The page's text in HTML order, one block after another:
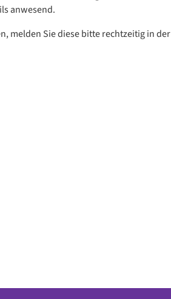
anwesend.
melden Sie diese bitte rechtzeitig in der